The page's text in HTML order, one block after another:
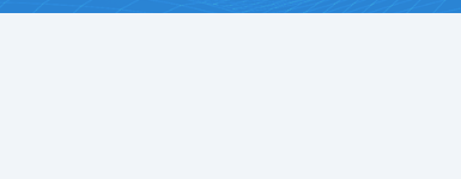
出疆棉公路运输价格指数(2026.08.05)